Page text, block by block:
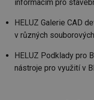
informacím pro
HELUZ Galerie CAD
v různých
HELUZ Podklady pro
nástroje pro využití v